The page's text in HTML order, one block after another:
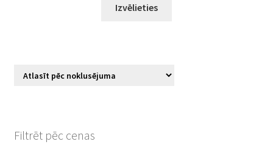
Izvēlieties
Filtrēt pēc cenas